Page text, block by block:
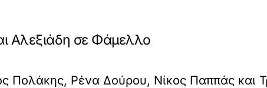
Αλεξιάδη σε Φάμελλο
Πολάκης, Ρένα Δούρου, Νίκος Παππάς και